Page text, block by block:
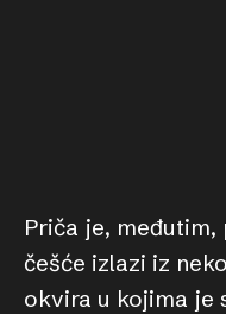
Priča je,
češće izlazi iz
okvira u kojima je